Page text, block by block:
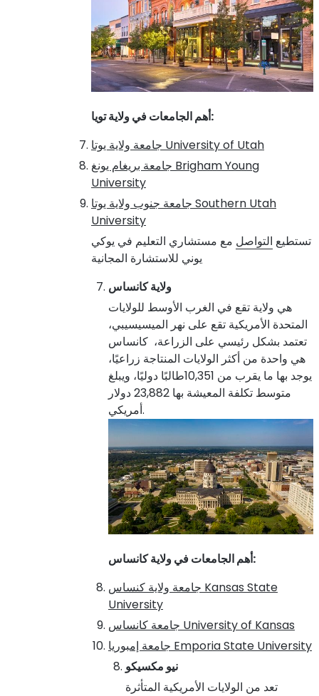
أهم الجامعات في ولاية تويا:
University of Utah
Brigham Young
University
جامعة جنوب ولاية يوتا Southern Utah
University
تستطيع التواصل مع مستشاري التعليم في يوكي
يوني للاستشارة المجانية
ولاية كانساس
هي ولاية تقع في الغرب الأوسط للولايات
المتحدة الأمريكية تقع على نهر الميسيسيبي،
تعتمد بشكل رئيسي على الزراعة، كانساس
هي واحدة من أكثر الولايات المنتاجة زراعيًا،
يوجد بها ما يقرب من 10,351طالبًا دوليًا، ويبلغ
متوسط تكلفة المعيشة بها 23,882 دولار
أمريكي.
أهم الجامعات في ولاية كانساس:
Kansas State
University
University of Kansas
Emporia State University
نيو مكسيكو
تعد من الولايات الأمريكية المتأثرة